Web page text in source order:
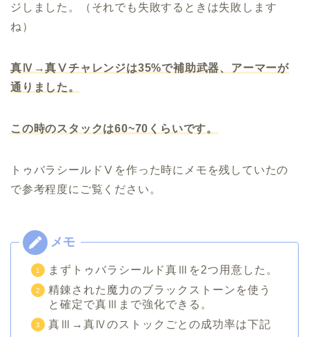
ジしました。（それでも失敗するときは失敗します
ね）
真Ⅳ→真Ⅴチャレンジは35%で補助武器、アーマーが
通りました。
この時のスタックは60~70くらいです。
トゥバラシールドⅤを作った時にメモを残していたの
で参考程度にご覧ください。
まずトゥバラシールド真Ⅲを2つ用意した。
精錬された魔力のブラックストーンを使う
と確定で真Ⅲまで強化できる。
真Ⅲ→真Ⅳのストックごとの成功率は下記